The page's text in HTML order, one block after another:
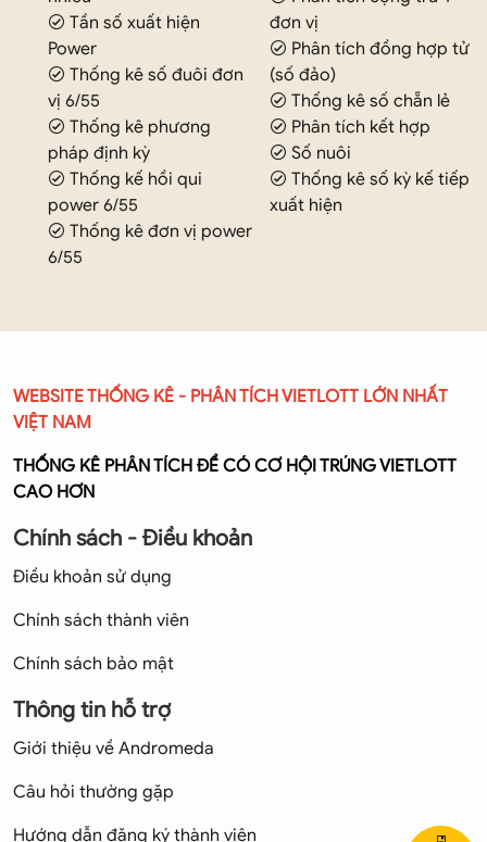
Tần số xuất hiện
Power
Thống kê số đuôi đơn
vị 6/55
Thống kê phương
pháp định kỳ
Thống kế hồi qui
power 6/55
Thống kê đơn vị power
6/55
đơn vị
Phân tích đồng hợp tử
(số đảo)
Thống kê số chẵn lẻ
Phân tích kết hợp
Số nuôi
Thống kê số kỳ kế tiếp
xuất hiện
WEBSITE THỐNG KÊ - PHÂN TÍCH VIETLOTT LỚN NHẤT
VIỆT NAM
THỐNG KÊ PHÂN TÍCH ĐỂ CÓ CƠ HỘI TRÚNG VIETLOTT
CAO HƠN
Chính sách - Điều khoản
Điều khoản sử dụng
Chính sách thành viên
Chính sách bảo mật
Thông tin hỗ trợ
Giới thiệu về Andromeda
Câu hỏi thường gặp
Hướng dẫn đăng ký thành viên